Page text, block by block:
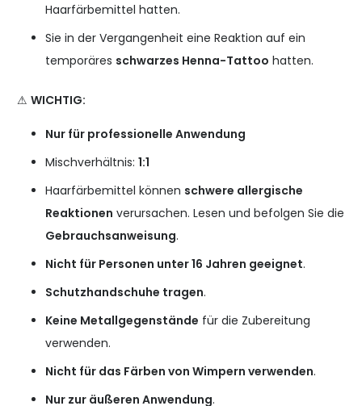
Haarfärbemittel hatten.
Sie in der Vergangenheit eine Reaktion auf ein
temporäres schwarzes Henna-Tattoo hatten.
⚠ WICHTIG:
Nur für professionelle Anwendung
Mischverhältnis: 1:1
Haarfärbemittel können schwere allergische
Reaktionen verursachen. Lesen und befolgen Sie die
Gebrauchsanweisung.
Nicht für Personen unter 16 Jahren geeignet.
Schutzhandschuhe tragen.
Keine Metallgegenstände für die Zubereitung
verwenden.
Nicht für das Färben von Wimpern verwenden.
Nur zur äußeren Anwendung.